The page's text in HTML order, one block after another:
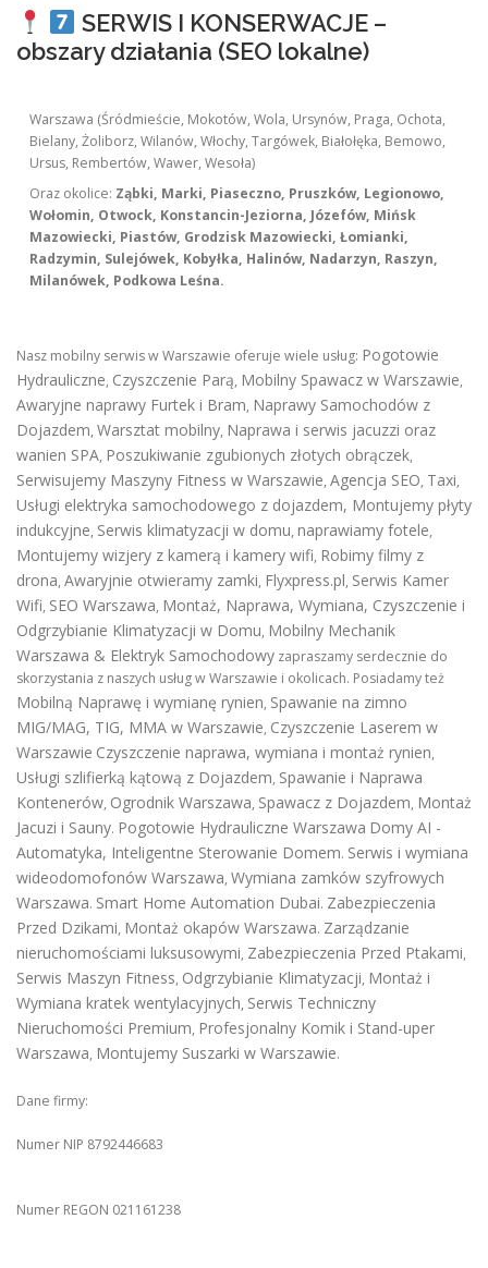
SERWIS I KONSERWACJE –
obszary działania (SEO lokalne)
Warszawa (Śródmieście, Mokotów, Wola, Ursynów, Praga, Ochota,
Bielany, Żoliborz, Wilanów, Włochy, Targówek, Białołęka, Bemowo,
Ursus, Rembertów, Wawer, Wesoła)
Oraz okolice: Ząbki, Marki, Piaseczno, Pruszków, Legionowo,
Wołomin, Otwock, Konstancin-Jeziorna, Józefów, Mińsk
Mazowiecki, Piastów, Grodzisk Mazowiecki, Łomianki,
Radzymin, Sulejówek, Kobyłka, Halinów, Nadarzyn, Raszyn,
Milanówek, Podkowa Leśna.
Nasz mobilny serwis w Warszawie oferuje wiele usług: Pogotowie
Hydrauliczne, Czyszczenie Parą, Mobilny Spawacz w Warszawie,
Awaryjne naprawy Furtek i Bram, Naprawy Samochodów z
Dojazdem, Warsztat mobilny, Naprawa i serwis jacuzzi oraz
wanien SPA, Poszukiwanie zgubionych złotych obrączek,
Serwisujemy Maszyny Fitness w Warszawie, Agencja SEO, Taxi,
Usługi elektryka samochodowego z dojazdem, Montujemy płyty
indukcyjne, Serwis klimatyzacji w domu, naprawiamy fotele,
Montujemy wizjery z kamerą i kamery wifi, Robimy filmy z
drona, Awaryjnie otwieramy zamki, Flyxpress.pl, Serwis Kamer
Wifi, SEO Warszawa, Montaż, Naprawa, Wymiana, Czyszczenie i
Odgrzybianie Klimatyzacji w Domu, Mobilny Mechanik
Warszawa & Elektryk Samochodowy zapraszamy serdecznie do
skorzystania z naszych usług w Warszawie i okolicach. Posiadamy też
Mobilną Naprawę i wymianę rynien, Spawanie na zimno
MIG/MAG, TIG, MMA w Warszawie, Czyszczenie Laserem w
Warszawie Czyszczenie naprawa, wymiana i montaż rynien,
Usługi szlifierką kątową z Dojazdem, Spawanie i Naprawa
Kontenerów, Ogrodnik Warszawa, Spawacz z Dojazdem, Montaż
Jacuzi i Sauny. Pogotowie Hydrauliczne Warszawa Domy AI -
Automatyka, Inteligentne Sterowanie Domem. Serwis i wymiana
wideodomofonów Warszawa, Wymiana zamków szyfrowych
Warszawa. Smart Home Automation Dubai. Zabezpieczenia
Przed Dzikami, Montaż okapów Warszawa. Zarządzanie
nieruchomościami luksusowymi, Zabezpieczenia Przed Ptakami,
Serwis Maszyn Fitness, Odgrzybianie Klimatyzacji, Montaż i
Wymiana kratek wentylacyjnych, Serwis Techniczny
Nieruchomości Premium, Profesjonalny Komik i Stand-uper
Warszawa, Montujemy Suszarki w Warszawie.
Dane firmy:
Numer NIP 8792446683
Numer REGON 021161238